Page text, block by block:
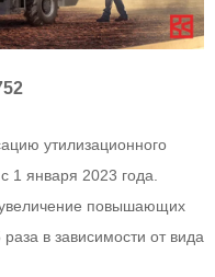
утилизационного
с 1 января 2023 года.
повышающих
в зависимости от вида